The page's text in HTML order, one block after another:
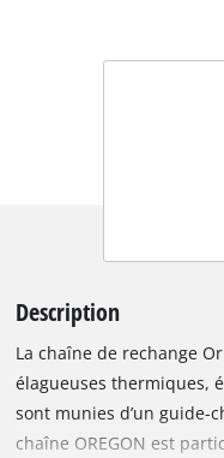
Description
La chaîne de rechange
élagueuses thermiques,
sont munies d’un guide-
chaîne OREGON est